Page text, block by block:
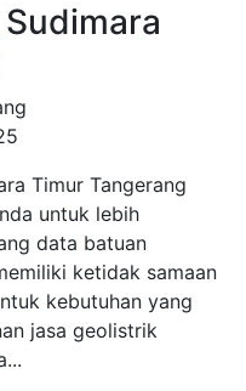
Timur Tangerang
untuk lebih
data batuan
ketidak samaan
kebutuhan yang
jasa geolistrik